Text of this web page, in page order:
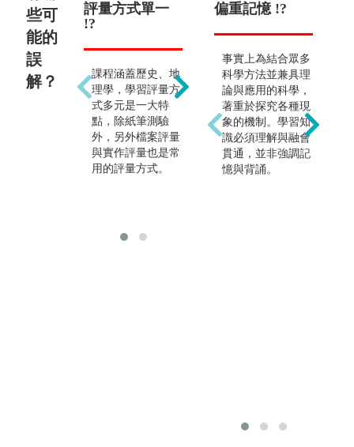
些可
能的
誤
解？
評量方式單一
!?
課程涵蓋歷史、地
理學，學習評量方
式多元是一大特
點，除紙筆測驗
外，另外檔案評量
與實作評量也是常
用的評量方式。
出路狹隘 !?
出路非常多元，除
從事教職外，亦可
繼續升學或進入其
他就業市場，如戶
外教學及文化資產
導覽解說、GIS、
AR、VR相關應用
產業、觀光遊憩
偏重記憶 !?
事實上為結合眾多
科學方法並兼具理
論與應用的科學，
著重於探究各種現
象的機制。學習知
識必須理解與融會
貫通，並非強調記
憶與背誦。